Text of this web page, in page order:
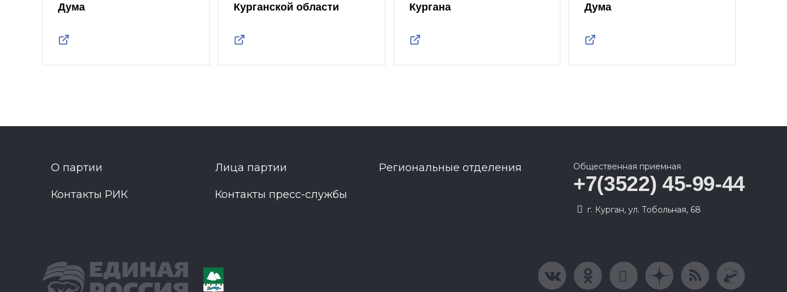
Дума
Курганской области
Кургана
Дума
О партии Лица партии Региональные отделения
Контакты РИК Контакты пресс-службы
Общественная приемная
+7(3522) 45-99-44
г. Курган, ул. Тобольная, 68